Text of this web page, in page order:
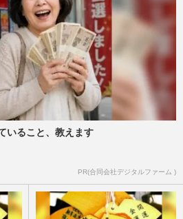
いること、教えます
PR(合同会社デジタルファーム )